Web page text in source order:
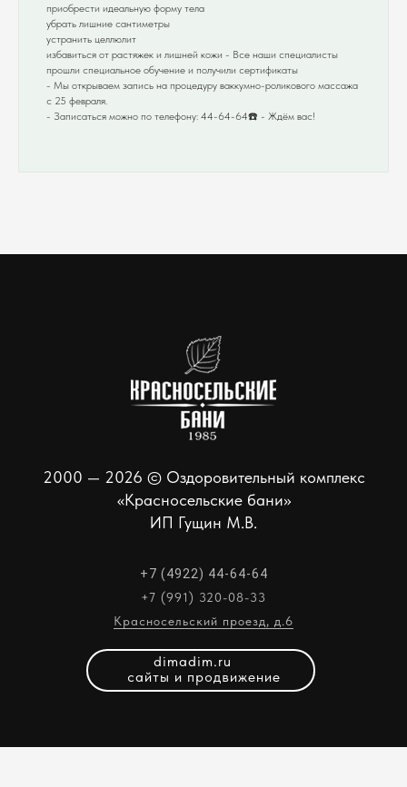
приобрести идеальную форму тела
убрать лишние сантиметры
устранить целлюлит
избавиться от растяжек и лишней кожи - Все наши специалисты
прошли специальное обучение и получили сертификаты
- Мы открываем запись на процедуру ваккумно-роликового массажа
с 25 февраля.
- Записаться можно по телефону: 44-64-64☎️ - Ждём вас!
2000 — 2026 © Оздоровительный комплекс
«Красносельские бани»
ИП Гущин М.В.
+7 (4922) 44-64-64
+7 (991) 320-08-33
Красносельский проезд, д.6
dimadim.ru
сайты и продвижение